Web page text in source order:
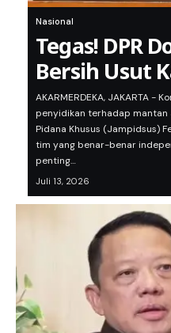
Nasional
Tegas! DPR
Bersih Usut
AKARMERDEKA, JAKARTA -
penyidikan terhadap mantan
Pidana Khusus (Jampidsus)
tim yang benar-benar
penting…
Juli 13, 2026